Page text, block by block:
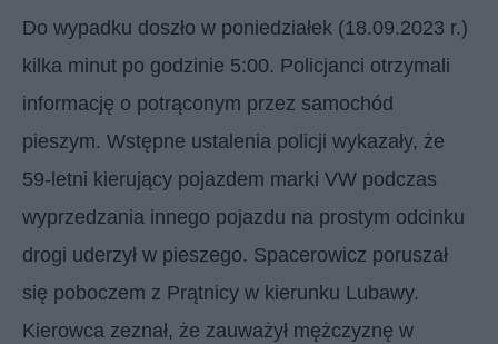
Do wypadku doszło w poniedziałek (18.09.2023 r.)
kilka minut po godzinie 5:00. Policjanci otrzymali
informację o potrąconym przez samochód
pieszym. Wstępne ustalenia policji wykazały, że
59-letni kierujący pojazdem marki VW podczas
wyprzedzania innego pojazdu na prostym odcinku
drogi uderzył w pieszego. Spacerowicz poruszał
się poboczem z Prątnicy w kierunku Lubawy.
Kierowca zeznał, że zauważył mężczyznę w